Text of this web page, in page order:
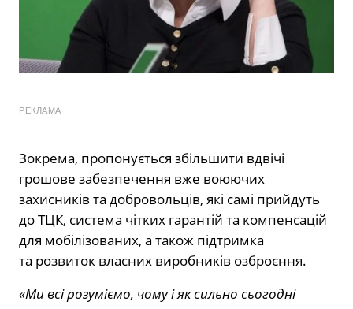
РЕКЛАМА
Зокрема, пропонується збільшити вдвічі
грошове забезпечення вже воюючих
захисників та добровольців, які самі прийдуть
до ТЦК, система чітких гарантій та компенсацій
для мобілізованих, а також підтримка
та розвиток власних виробників озброєння.
«Ми всі розуміємо, чому і як сильно сьогодні